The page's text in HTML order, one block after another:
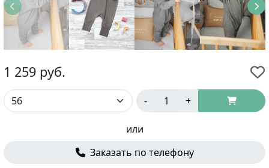
1 259 руб.
- +
или
Заказать по телефону